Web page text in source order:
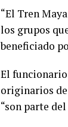
“El Tren
los grupos
beneficiado
El
originarios
“son parte